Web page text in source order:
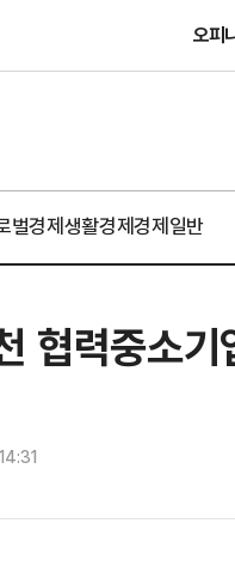
오피
벌경제생활경제경제일반
협력중소